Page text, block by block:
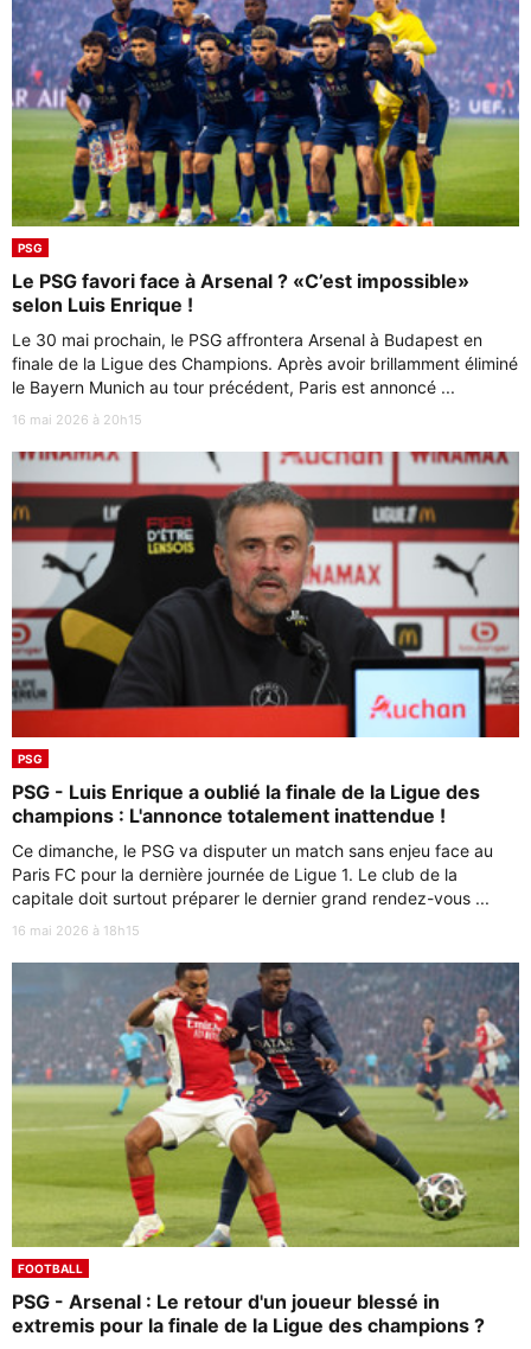
PSG
Le PSG favori face à Arsenal ? «C’est impossible»
selon Luis Enrique !
Le 30 mai prochain, le PSG affrontera Arsenal à Budapest en
finale de la Ligue des Champions. Après avoir brillamment éliminé
le Bayern Munich au tour précédent, Paris est annoncé ...
16 mai 2026 à 20h15
PSG
PSG - Luis Enrique a oublié la finale de la Ligue des
champions : L'annonce totalement inattendue !
Ce dimanche, le PSG va disputer un match sans enjeu face au
Paris FC pour la dernière journée de Ligue 1. Le club de la
capitale doit surtout préparer le dernier grand rendez-vous ...
16 mai 2026 à 18h15
FOOTBALL
PSG - Arsenal : Le retour d'un joueur blessé in
extremis pour la finale de la Ligue des champions ?